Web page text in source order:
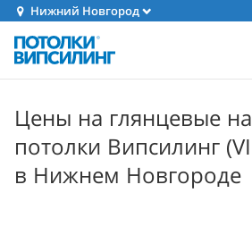
Нижний Новгород
Цены на глянцевые
потолки Випсилинг
в Нижнем Новгороде